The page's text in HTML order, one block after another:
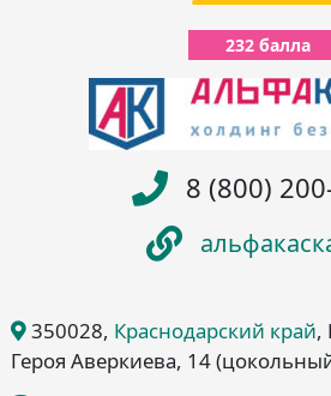
232 балла
8 (800)
350028, Краснодарский край,
Героя Аверкиева, 14